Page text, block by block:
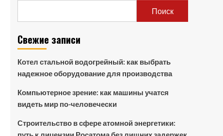
Поиск
Свежие записи
Котел стальной водогрейный: как выбрать
надежное оборудование для производства
Компьютерное зрение: как машины учатся
видеть мир по-человечески
Строительство в сфере атомной энергетики: